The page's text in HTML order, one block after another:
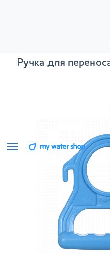
Ручка для